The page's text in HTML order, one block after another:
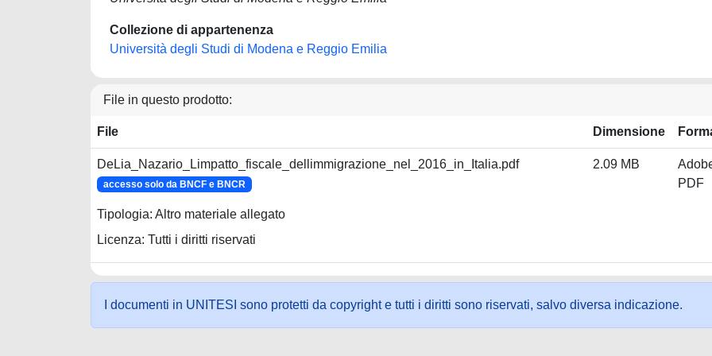
Collezione di appartenenza
Università degli Studi di Modena e Reggio Emilia
File in questo prodotto:
File Dimensione
DeLia_Nazario_Limpatto_fiscale_dellimmigrazione_nel_2016_in_Italia.pdf
accesso solo da BNCF e BNCR
Tipologia: Altro materiale allegato
Licenza: Tutti i diritti riservati
2.09 MB
PDF
I documenti in UNITESI sono protetti da copyright e tutti i diritti sono riservati, salvo diversa indicazione.